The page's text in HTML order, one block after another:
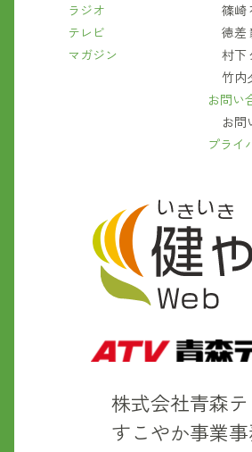
株式会社青森
すこやか事業
ラジオ
テレビ
マガジン
篠崎
徳差
村下
竹内
お問い
お問
プライ